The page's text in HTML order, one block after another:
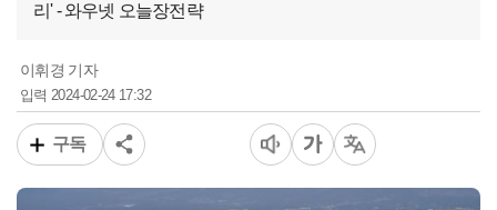
리' - 와우넷 오늘장전략
이휘경 기자
입력2024-02-24 17:32
구독